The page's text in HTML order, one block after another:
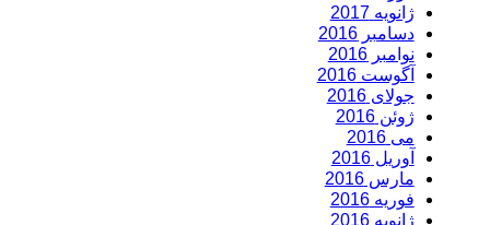
ژانویه 2017
دسامبر 2016
نوامبر 2016
آگوست 2016
جولای 2016
ژوئن 2016
می 2016
آوریل 2016
مارس 2016
فوریه 2016
ژانویه 2016